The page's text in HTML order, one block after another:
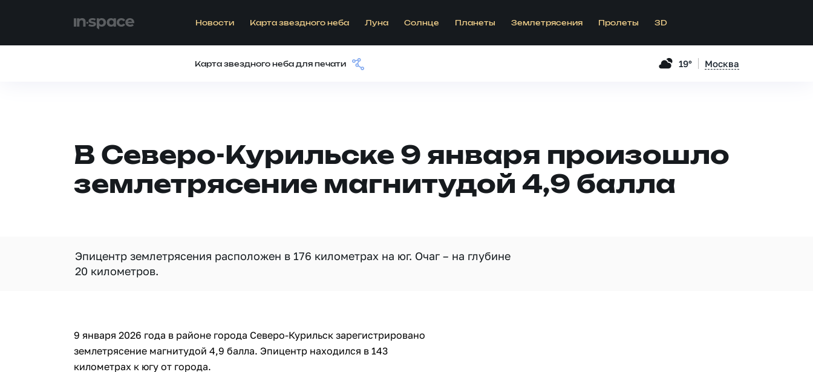
Новости Карта звездного неба Луна Солнце Планеты Землетрясения Пролеты 3D
Карта звездного неба для печати 19° Москва
В Северо-Курильске 9 января произошло
землетрясение магнитудой 4,9 балла
Эпицентр землетрясения расположен в 176 километрах на юг. Очаг – на глубине
20 километров.
9 января 2026 года в районе города Северо-Курильск зарегистрировано
землетрясение магнитудой 4,9 балла. Эпицентр находился в 143
километрах к югу от города.